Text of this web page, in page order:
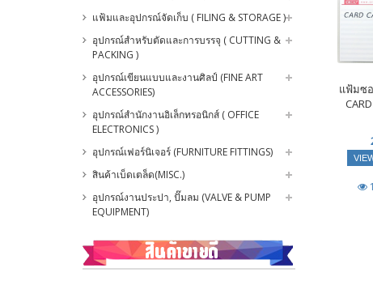
แฟ้มและอุปกรณ์จัดเก็บ ( FILING & STORAGE )
อุปกรณ์สำหรับตัดและการบรรจุ ( CUTTING &
PACKING )
อุปกรณ์เขียนแบบและงานศิลป์ (FINE ART
ACCESSORIES)
อุปกรณ์สำนักงานอิเล็กทรอนิกส์ ( OFFICE
ELECTRONICS )
อุปกรณ์เฟอร์นิเจอร์ (FURNITURE FITTINGS)
สินค้าเบ็ดเตล็ด(MISC.)
อุปกรณ์งานประปา, ปั๊มลม (VALVE & PUMP
EQUIPMENT)
แฟ้มซ